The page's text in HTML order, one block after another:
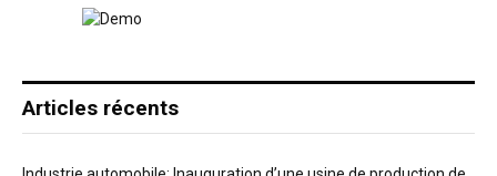
Articles récents